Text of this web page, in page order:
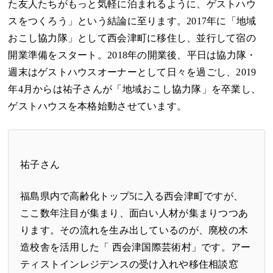
た友人たちがもっと気軽に泊まれるように、ゲストハウ
スをつくろう」という結論に至ります。2017年に「地域
おこし協力隊」として西会津町に移住し、並行して宿の
開業準備をスタート。2018年の開業後、平日は協力隊・
週末はゲストハウスオーナーとして日々を過ごし、2019
年4月からは祐子さんが「地域おこし協力隊」を卒業し、
ゲストハウスを本格始動させています。
祐子さん
福島県内で高齢化トップ5に入る西会津町ですが、
ここ数年注目が集まり、面白い人材が集まりつつあ
ります。その流れを生み出しているのが、廃校の木
造校舎を活用した「 西会津国際芸術村」です。アー
ティストインレジデンスの受け入れや移住相談窓